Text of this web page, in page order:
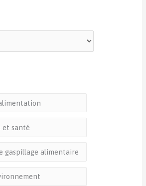
et santé
gaspillage alimentaire